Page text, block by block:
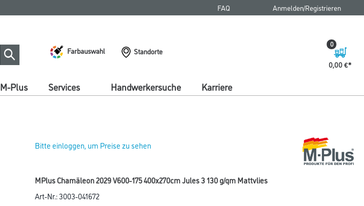
FAQ Anmelden/Registrieren
Farbauswahl
Standorte
0,00 €
0
M-Plus Services Handwerkersuche Karriere
Bitte einloggen, um Preise zu sehen
MPlus Chamäleon 2029 V600-175 400x270cm Jules 3 130 g/qm Mattvlies
Art-Nr.:3003-041672